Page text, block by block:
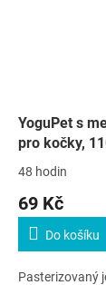
YoguPet s
pro kočky,
48 hodin
69 Kč
Do košíku
Pasterizovaný